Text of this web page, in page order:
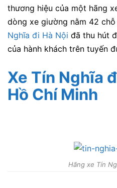
thương hiệu của một hãng
dòng xe giường nằm 42
Nghĩa đi Hà Nội đã thu hút
của hành khách trên tuyến
Xe Tín Nghĩa
Hồ Chí Minh
Hãng xe Tín